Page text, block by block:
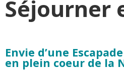
Séjourner
Envie d’une
en plein coeur de la